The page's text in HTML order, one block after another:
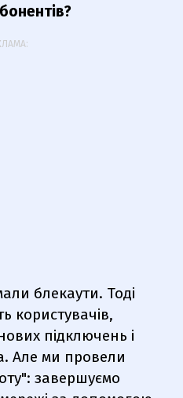
блекаути. Тоді
користувачів,
підключень і
Але ми провели
завершуємо